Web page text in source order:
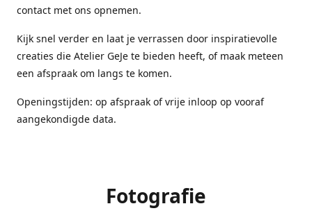
contact met ons opnemen.
Kijk snel verder en laat je verrassen door inspiratievolle
creaties die Atelier GeJe te bieden heeft, of maak meteen
een afspraak om langs te komen.
Openingstijden: op afspraak of vrije inloop op vooraf
aangekondigde data.
Fotografie